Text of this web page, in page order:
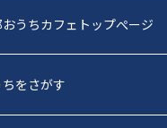
おうちカフェトップぺージ
ちをさがす